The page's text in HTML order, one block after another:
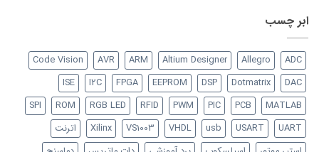
ابر چسب
ADC
Allegro
Altium Designer
ARM
AVR
Code Vision
DAC
Dotmatrix
DSP
EEPROM
FPGA
I2C
ISE
MATLAB
PCB
PIC
PWM
RFID
RGB LED
ROM
SPI
UART
USART
usb
VHDL
VS1003
Xilinx
اترنت